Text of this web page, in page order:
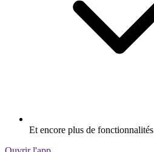
Et encore plus de fonctionnalités